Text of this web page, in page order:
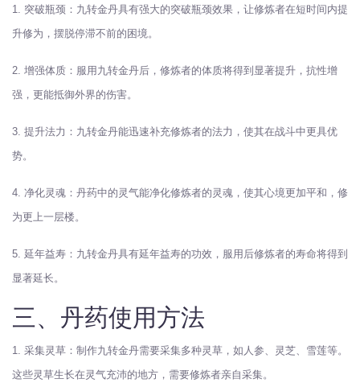
1. 突破瓶颈：九转金丹具有强大的突破瓶颈效果，让修炼者在短时间内提
升修为，摆脱停滞不前的困境。
2. 增强体质：服用九转金丹后，修炼者的体质将得到显著提升，抗性增
强，更能抵御外界的伤害。
3. 提升法力：九转金丹能迅速补充修炼者的法力，使其在战斗中更具优
势。
4. 净化灵魂：丹药中的灵气能净化修炼者的灵魂，使其心境更加平和，修
为更上一层楼。
5. 延年益寿：九转金丹具有延年益寿的功效，服用后修炼者的寿命将得到
显著延长。
三、丹药使用方法
1. 采集灵草：制作九转金丹需要采集多种灵草，如人参、灵芝、雪莲等。
这些灵草生长在灵气充沛的地方，需要修炼者亲自采集。